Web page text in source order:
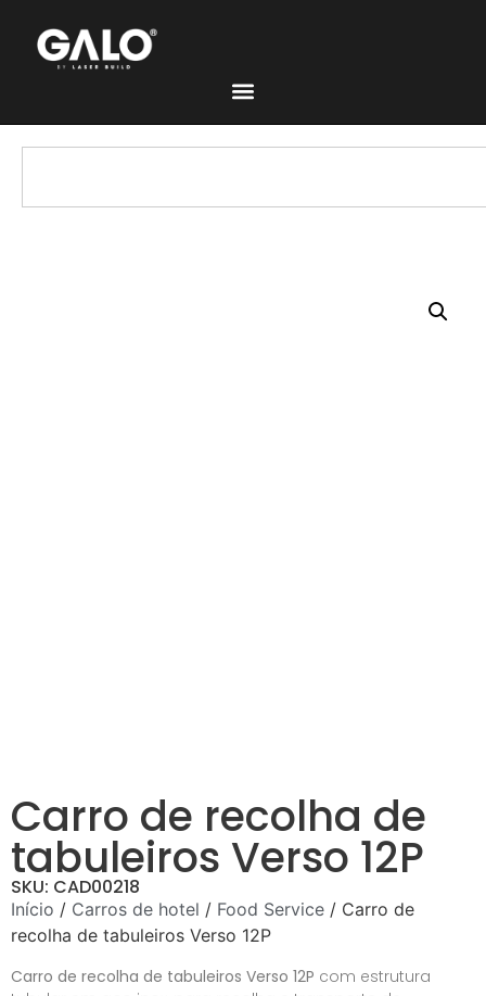
Carro de recolha de
tabuleiros Verso 12P
SKU: CAD00218
Início / Carros de hotel / Food Service / Carro de
recolha de tabuleiros Verso 12P
Carro de recolha de tabuleiros Verso 12P com estrutura